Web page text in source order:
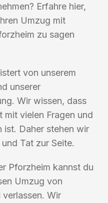
Erfahre hier,
Umzug mit
zu sagen
von unserem
unserer
Wir wissen, dass
mit vielen Fragen und
ist. Daher stehen wir
Tat zur Seite.
Pforzheim kannst du
Umzug von
Wir